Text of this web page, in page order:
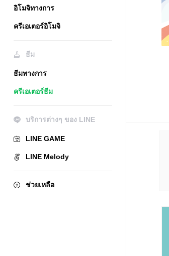
อิโมจิทางการ
ครีเอเตอร์อิโมจิ
ธีม
ธีมทางการ
ครีเอเตอร์ธีม
บริการต่างๆ ของ LINE
LINE GAME
LINE Melody
ช่วยเหลือ